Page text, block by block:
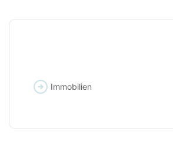
Immobilien